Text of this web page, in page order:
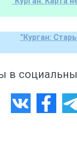
"Курган:
в